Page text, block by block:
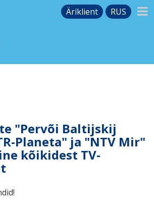
Äriklient RUS
"Pervõi Baltijskij
Planeta" ja "NTV Mir"
kõikidest TV-